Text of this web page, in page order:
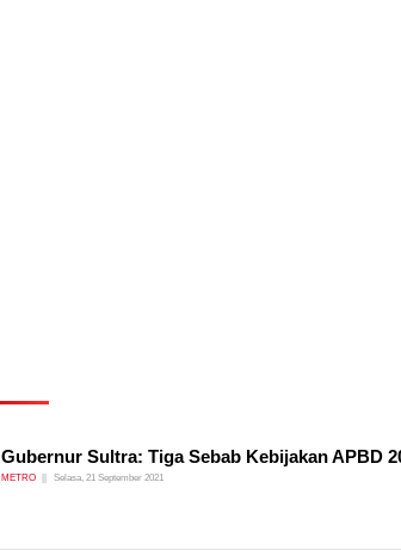
Gubernur Sultra: Tiga Sebab Kebijakan APBD
METRO Selasa, 21 September 2021